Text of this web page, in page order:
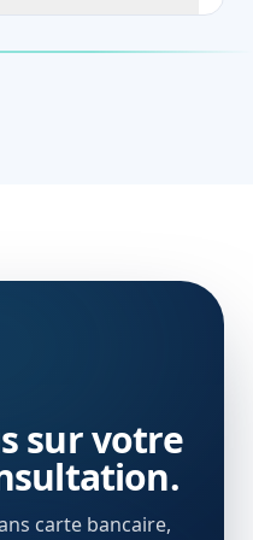
sur votre
carte bancaire,